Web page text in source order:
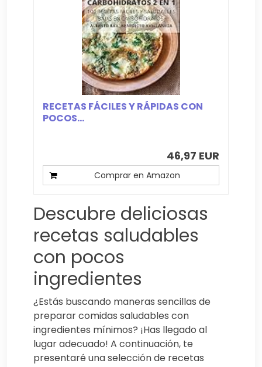
RECETAS FÁCILES Y RÁPIDAS CON
POCOS...
46,97 EUR
Comprar en Amazon
Descubre deliciosas
recetas saludables
con pocos
ingredientes
¿Estás buscando maneras sencillas de
preparar comidas saludables con
ingredientes mínimos? ¡Has llegado al
lugar adecuado! A continuación, te
presentaré una selección de recetas